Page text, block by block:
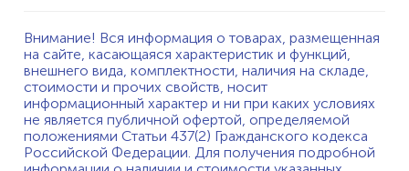
Внимание! Вся информация о товарах, размещенная
на сайте, касающаяся характеристик и функций,
внешнего вида, комплектности, наличия на складе,
стоимости и прочих свойств, носит
информационный характер и ни при каких условиях
не является публичной офертой, определяемой
положениями Статьи 437(2) Гражданского кодекса
Российской Федерации. Для получения подробной